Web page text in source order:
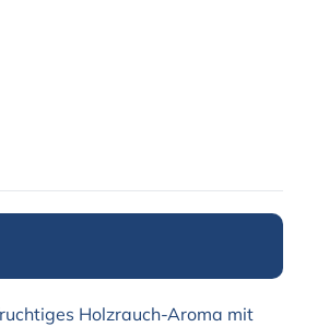
Holzrauch-Aroma mit